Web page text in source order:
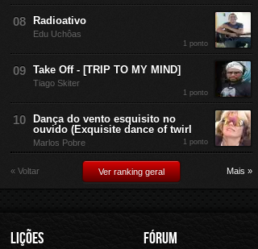
Radioativo
Edu Uchôas
1 ponto
Take Off - [TRIP TO MY MIND]
Tiago Skiter
1 ponto
Dança do vento esquisito no
ouvido (Exquisite dance of twirl
Marlos Pobre 1 ponto
« Voltar Ver ranking geral Mais »
LIÇÕES FÓRUM